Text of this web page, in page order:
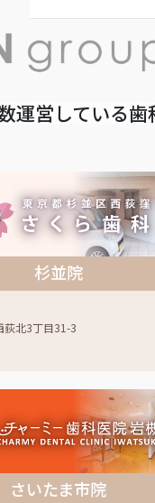
営している歯
杉並院
荻北3丁目31-3
さいたま市院